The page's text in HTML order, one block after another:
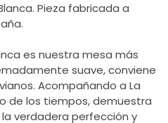
Pieza fabricada a
es nuestra mesa más
suave, conviene
Acompañando a La
de los tiempos, demuestra
verdadera perfección y